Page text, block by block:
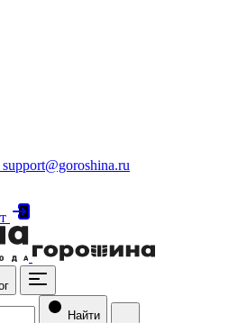
support@goroshina.ru
Найти